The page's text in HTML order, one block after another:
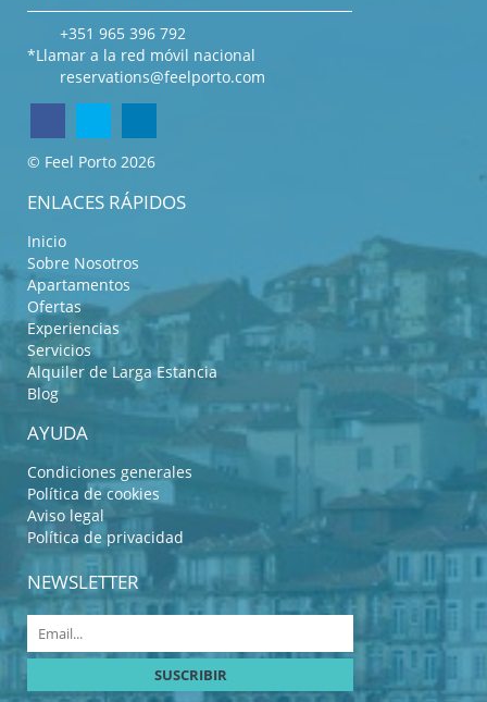
+351 965 396 792
*Llamar a la red móvil nacional
reservations@feelporto.com
© Feel Porto 2026
ENLACES RÁPIDOS
Inicio
Sobre Nosotros
Apartamentos
Ofertas
Experiencias
Servicios
Alquiler de Larga Estancia
Blog
AYUDA
Condiciones generales
Política de cookies
Aviso legal
Política de privacidad
NEWSLETTER